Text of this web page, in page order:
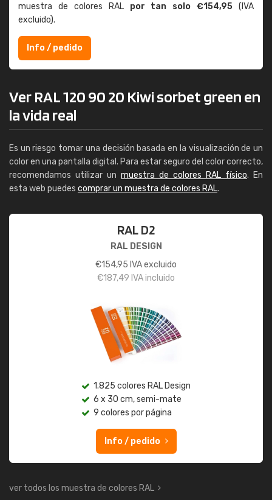
muestra de colores RAL por tan solo €154,95 (IVA
excluido).
Info / pedido
Ver RAL 120 90 20 Kiwi sorbet green en
la vida real
Es un riesgo tomar una decisión basada en la visualización de un
color en una pantalla digital. Para estar seguro del color correcto,
recomendamos utilizar un muestra de colores RAL físico. En
esta web puedes comprar un muestra de colores RAL.
RAL D2
RAL DESIGN
€154,95 IVA excluido
€187,49 IVA incluido
1.825 colores RAL Design
6 x 30 cm, semi-mate
9 colores por página
Info / pedido
ver todos los muestra de colores RAL